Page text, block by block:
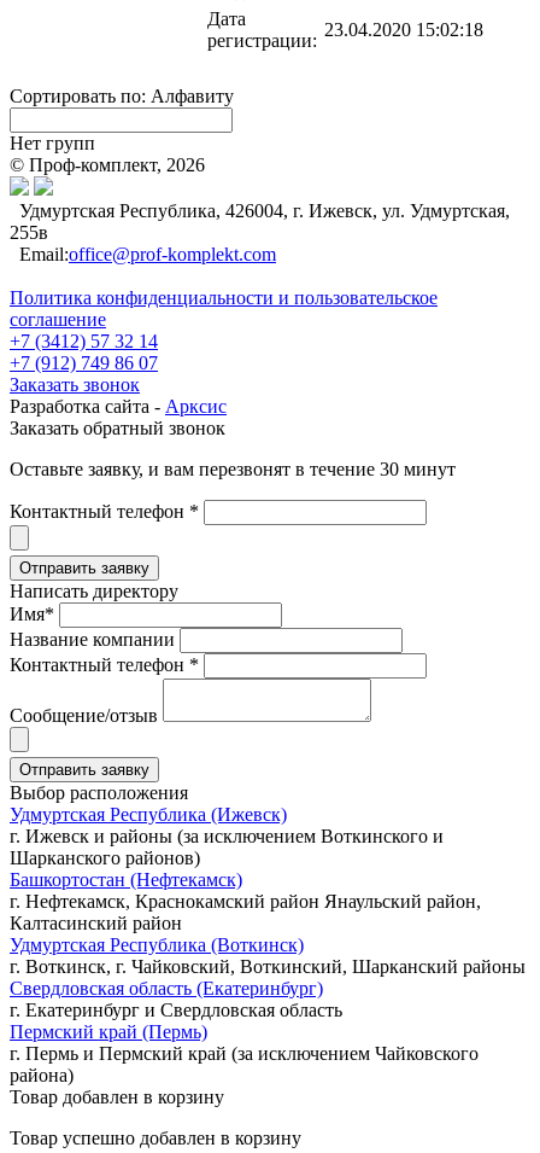
Дата
регистрации:
23.04.2020 15:02:18
Сортировать по: Алфавиту
Нет групп
© Проф-комплект, 2026
Удмуртская Республика, 426004, г. Ижевск, ул. Удмуртская,
255в
Email:office@prof-komplekt.com
Политика конфиденциальности и пользовательское
соглашение
+7 (3412) 57 32 14
+7 (912) 749 86 07
Заказать звонок
Разработка сайта - Арксис
Заказать обратный звонок
Оставьте заявку, и вам перезвонят в течение 30 минут
Контактный телефон *
Написать директору
Имя*
Название компании
Контактный телефон *
Сообщение/отзыв
Выбор расположения
Удмуртская Республика (Ижевск)
г. Ижевск и районы (за исключением Воткинского и
Шарканского районов)
Башкортостан (Нефтекамск)
г. Нефтекамск, Краснокамский район Янаульский район,
Калтасинский район
Удмуртская Республика (Воткинск)
г. Воткинск, г. Чайковский, Воткинский, Шарканский районы
Свердловская область (Екатеринбург)
г. Екатеринбург и Свердловская область
Пермский край (Пермь)
г. Пермь и Пермский край (за исключением Чайковского
района)
Товар добавлен в корзину
Товар успешно добавлен в корзину